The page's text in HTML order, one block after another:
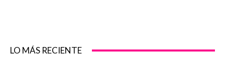
LO MÁS RECIENTE